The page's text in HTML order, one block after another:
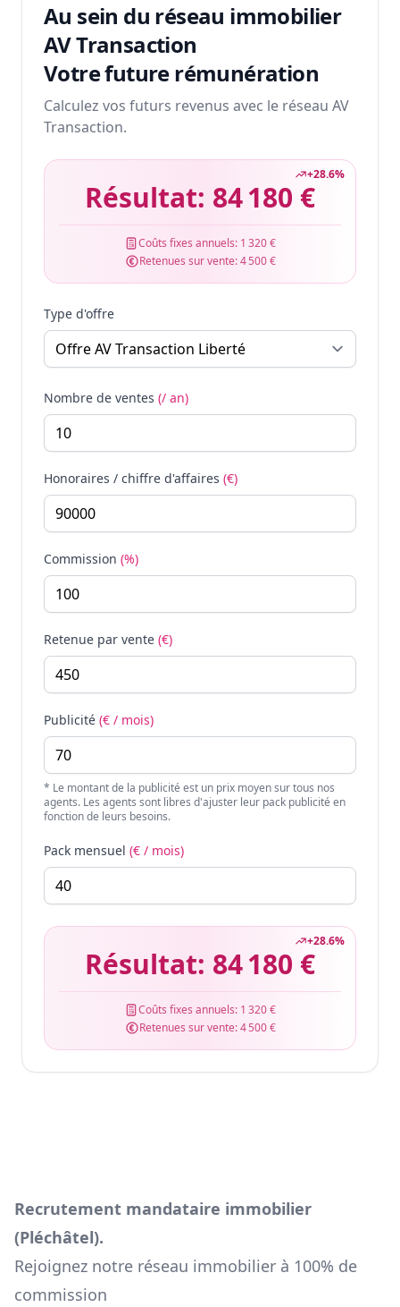
Au sein du réseau immobilier
AV Transaction
Votre future rémunération
Calculez vos futurs revenus avec le réseau AV
Transaction.
+28.6%
Résultat: 84 180 €
Coûts fixes annuels: 1 320 €
Retenues sur vente:4 500 €
Type d'offre
Nombre de ventes (/ an)
Honoraires / chiffre d'affaires (€)
Commission (%)
Retenue par vente (€)
Publicité (€ / mois)
* Le montant de la publicité est un prix moyen sur tous nos
agents. Les agents sont libres d'ajuster leur pack publicité en
fonction de leurs besoins.
Pack mensuel (€ / mois)
+28.6%
Résultat: 84 180 €
Coûts fixes annuels: 1 320 €
Retenues sur vente:4 500 €
Recrutement mandataire immobilier
(Pléchâtel).
Rejoignez notre réseau immobilier à 100% de
commission